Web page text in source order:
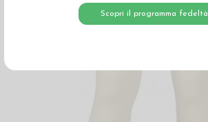
Scopri il programma fedeltà